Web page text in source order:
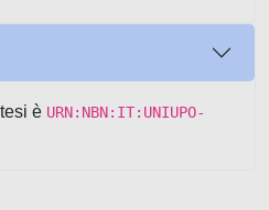
è URN:NBN:IT:UNIUPO-